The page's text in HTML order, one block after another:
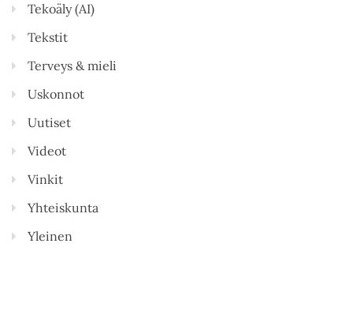
Tekoäly (AI)
Tekstit
Terveys & mieli
Uskonnot
Uutiset
Videot
Vinkit
Yhteiskunta
Yleinen